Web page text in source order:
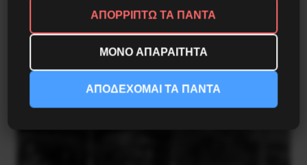
Το ΑΙ βαθαίνει την Κρίση
4 Αυγούστου 2026
ΑΠΟΡΡΙΠΤΩ ΤΑ ΠΑΝΤΑ
ΜΟΝΟ ΑΠΑΡΑΙΤΗΤΑ
ΑΠΟΔΕΧΟΜΑΙ ΤΑ ΠΑΝΤΑ